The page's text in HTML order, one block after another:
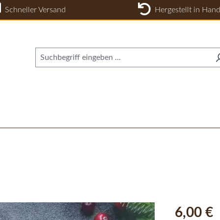
Schneller Versand Hergestellt in
Regulärer
6,00 €